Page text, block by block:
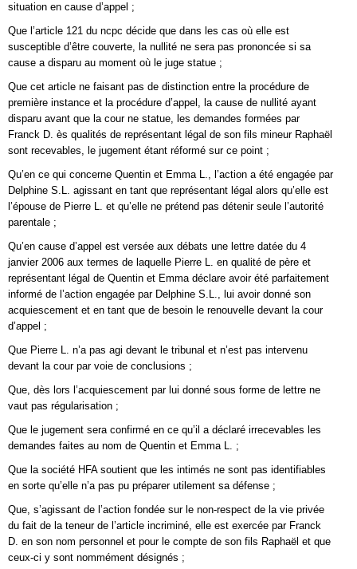
situation en cause d’appel ;
Que l’article 121 du ncpc décide que dans les cas où elle est
susceptible d’être couverte, la nullité ne sera pas prononcée si sa
cause a disparu au moment où le juge statue ;
Que cet article ne faisant pas de distinction entre la procédure de
première instance et la procédure d’appel, la cause de nullité ayant
disparu avant que la cour ne statue, les demandes formées par
Franck D. ès qualités de représentant légal de son fils mineur Raphaël
sont recevables, le jugement étant réformé sur ce point ;
Qu’en ce qui concerne Quentin et Emma L., l’action a été engagée par
Delphine S.L. agissant en tant que représentant légal alors qu’elle est
l’épouse de Pierre L. et qu’elle ne prétend pas détenir seule l’autorité
parentale ;
Qu’en cause d’appel est versée aux débats une lettre datée du 4
janvier 2006 aux termes de laquelle Pierre L. en qualité de père et
représentant légal de Quentin et Emma déclare avoir été parfaitement
informé de l’action engagée par Delphine S.L., lui avoir donné son
acquiescement et en tant que de besoin le renouvelle devant la cour
d’appel ;
Que Pierre L. n’a pas agi devant le tribunal et n’est pas intervenu
devant la cour par voie de conclusions ;
Que, dès lors l’acquiescement par lui donné sous forme de lettre ne
vaut pas régularisation ;
Que le jugement sera confirmé en ce qu’il a déclaré irrecevables les
demandes faites au nom de Quentin et Emma L. ;
Que la société HFA soutient que les intimés ne sont pas identifiables
en sorte qu’elle n’a pas pu préparer utilement sa défense ;
Que, s’agissant de l’action fondée sur le non-respect de la vie privée
du fait de la teneur de l’article incriminé, elle est exercée par Franck
D. en son nom personnel et pour le compte de son fils Raphaël et que
ceux-ci y sont nommément désignés ;